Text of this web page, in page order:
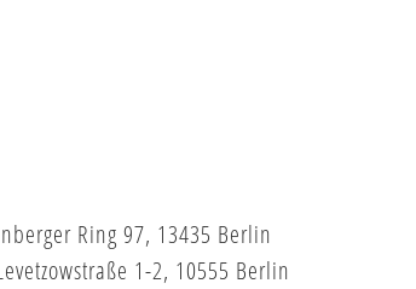
Ring 97, 13435 Berlin
1-2, 10555 Berlin